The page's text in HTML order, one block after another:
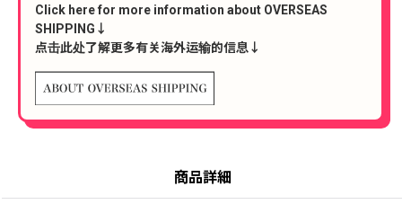
Click here for more information about OVERSEAS
SHIPPING↓
点击此处了解更多有关海外运输的信息↓
商品詳細